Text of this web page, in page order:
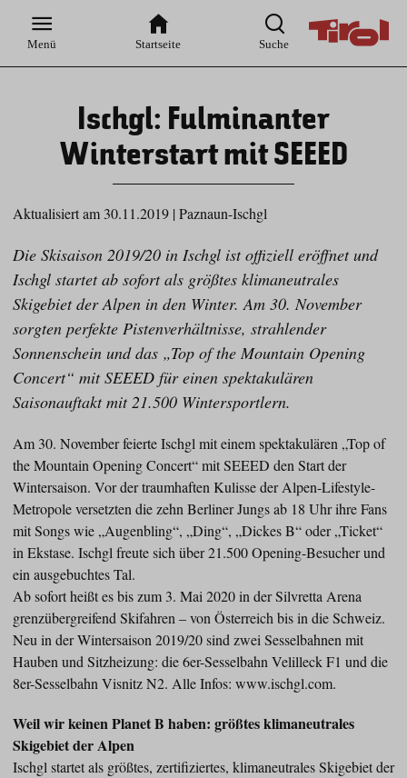
Hauptnavigation
Inhaltsbereich
Menü Startseite Suche
Ischgl: Fulminanter
Winterstart mit SEEED
Aktualisiert am 30.11.2019 | Paznaun-Ischgl
Die Skisaison 2019/20 in Ischgl ist offiziell eröffnet und
Ischgl startet ab sofort als größtes klimaneutrales
Skigebiet der Alpen in den Winter. Am 30. November
sorgten perfekte Pistenverhältnisse, strahlender
Sonnenschein und das „Top of the Mountain Opening
Concert“ mit SEEED für einen spektakulären
Saisonauftakt mit 21.500 Wintersportlern.
Am 30. November feierte Ischgl mit einem spektakulären „Top of
the Mountain Opening Concert“ mit SEEED den Start der
Wintersaison. Vor der traumhaften Kulisse der Alpen-Lifestyle-
Metropole versetzten die zehn Berliner Jungs ab 18 Uhr ihre Fans
mit Songs wie „Augenbling“, „Ding“, „Dickes B“ oder „Ticket“
in Ekstase. Ischgl freute sich über 21.500 Opening-Besucher und
ein ausgebuchtes Tal.
Ab sofort heißt es bis zum 3. Mai 2020 in der Silvretta Arena
grenzübergreifend Skifahren – von Österreich bis in die Schweiz.
Neu in der Wintersaison 2019/20 sind zwei Sesselbahnen mit
Hauben und Sitzheizung: die 6er-Sesselbahn Velilleck F1 und die
8er-Sesselbahn Visnitz N2. Alle Infos: www.ischgl.com.
Weil wir keinen Planet B haben: größtes klimaneutrales
Skigebiet der Alpen
Ischgl startet als größtes, zertifiziertes, klimaneutrales Skigebiet der